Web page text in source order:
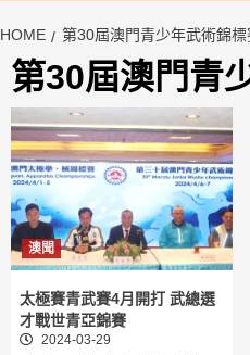
HOME 第30屆澳門青少年武術錦標
第30屆澳門青
澳聞
太極賽青武賽4月開打 武總選
才戰世青亞錦賽
2024-03-29